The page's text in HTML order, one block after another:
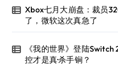
Xbox七月大崩盘：裁员
了，微软这次真急了
《我的世界》登陆
控才是真·杀手锏？